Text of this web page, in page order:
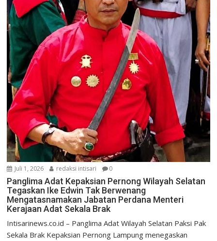
Juli 1, 2026 redaksi intisari 0
Panglima Adat Kepaksian Pernong Wilayah Selatan
Tegaskan Ike Edwin Tak Berwenang
Mengatasnamakan Jabatan Perdana Menteri
Kerajaan Adat Sekala Brak
Intisarinews.co.id – Panglima Adat Wilayah Selatan Paksi Pak
Sekala Brak Kepaksian Pernong Lampung menegaskan